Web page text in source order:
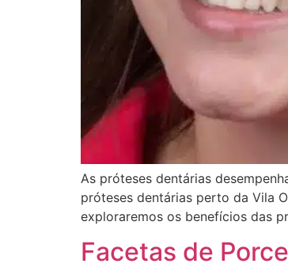
As próteses dentárias
próteses dentárias perto da Vila
exploraremos os benefícios das
Facetas de